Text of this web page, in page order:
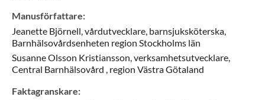
Manusförfattare:
Jeanette Björnell,vårdutvecklare, barnsjuksköterska,
Barnhälsovårdsenheten region Stockholms län
SusanneOlsson Kristiansson,verksamhetsutvecklare,
Central Barnhälsovård , region Västra Götaland
Faktagranskare: